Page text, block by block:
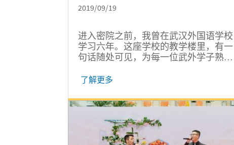
2019/09/19
进入密院之前，我曾在武汉外国语学校
学习六年。这座学校的教学楼里，有一
句话随处可见，为每一位武外学子熟知
承载的理想，我选择来到了交大密西根
战，不断肩负起新的责任。两年后，我
惊奇地发现，密院让我离世界，离未
来，越来越近。
了解更多